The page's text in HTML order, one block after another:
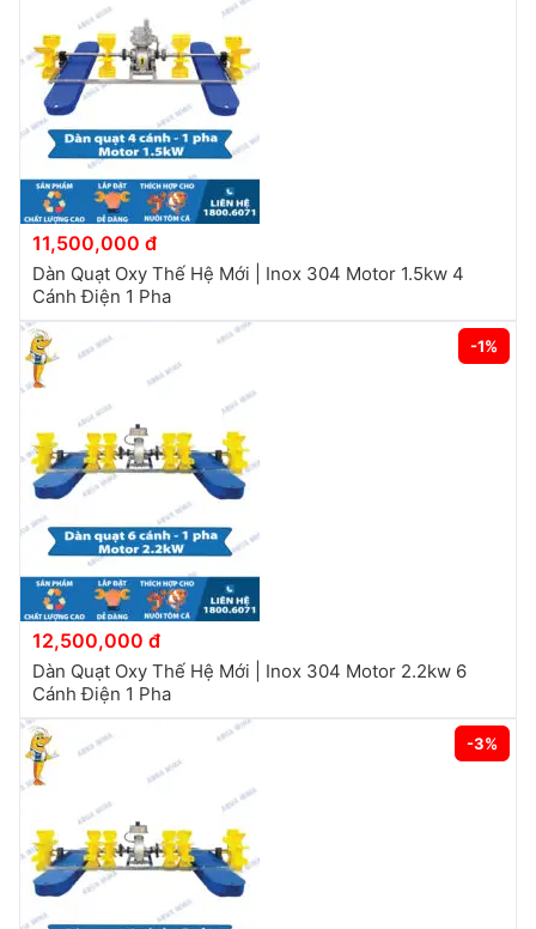
11,500,000 đ
Dàn Quạt Oxy Thế Hệ Mới | Inox 304 Motor 1.5kw 4
Cánh Điện 1 Pha
-1%
12,500,000 đ
Dàn Quạt Oxy Thế Hệ Mới | Inox 304 Motor 2.2kw 6
Cánh Điện 1 Pha
-3%